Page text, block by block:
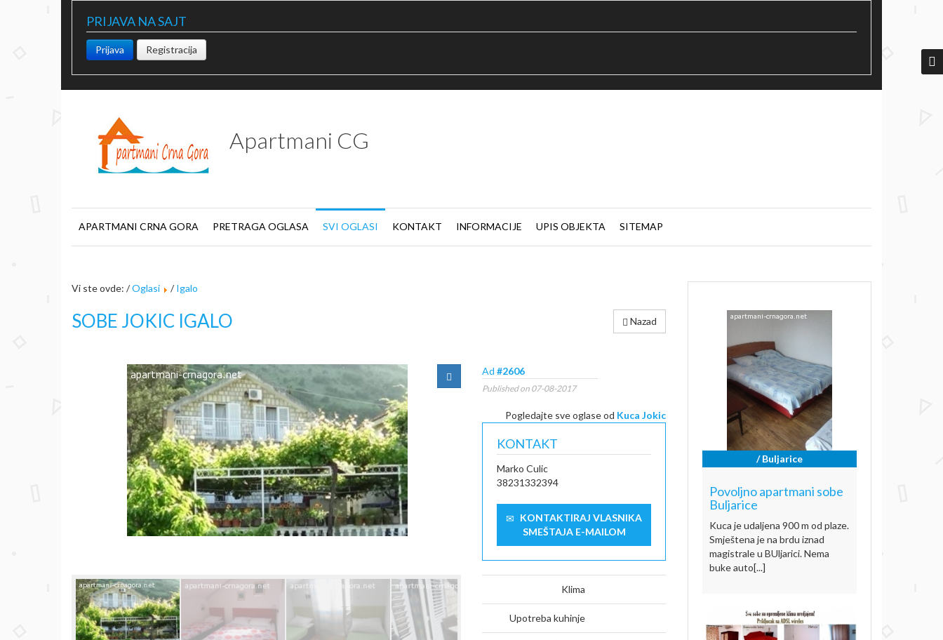
PRIJAVA NA SAJT
Prijava Registracija
Apartmani CG
APARTMANI CRNA GORA PRETRAGA OGLASA SVI OGLASI KONTAKT INFORMACIJE UPIS OBJEKTA SITEMAP
Vi ste ovde: /Oglasi /Igalo
SOBE JOKIC IGALO Nazad
Ad #2606
Published on 07-08-2017
Pogledajte sve oglase od Kuca Jokic
KONTAKT
Marko Culic
38231332394
KONTAKTIRAJ VLASNIKA
SMEŠTAJA E-MAILOM
Klima
Upotreba kuhinje
/ Buljarice
Povoljno apartmani sobe
Buljarice
Kuca je udaljena 900 m od plaze.
Smještena je na brdu iznad
magistrale u BUljarici. Nema
buke auto[...]